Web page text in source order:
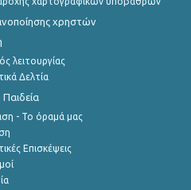
χρηστών
λειτουργίας
Δελτία
Παιδεία
- Το όραμά μας
Επισκέψεις